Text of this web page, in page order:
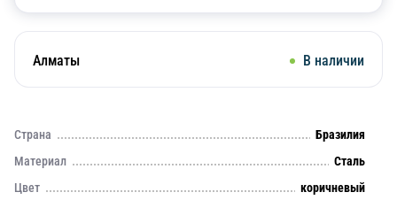
Алматы В наличии
Страна
Бразилия
Материал
Сталь
Цвет
коричневый